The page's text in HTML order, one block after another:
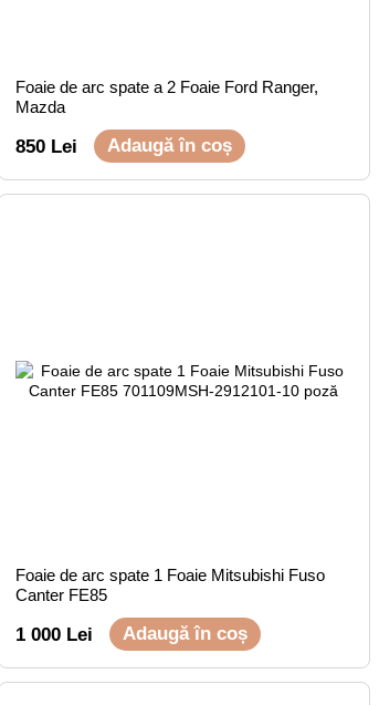
Foaie de arc spate a 2 Foaie Ford Ranger,
Mazda
850 Lei Adaugă în coș
Foaie de arc spate 1 Foaie Mitsubishi Fuso
Canter FE85
1 000 Lei Adaugă în coș